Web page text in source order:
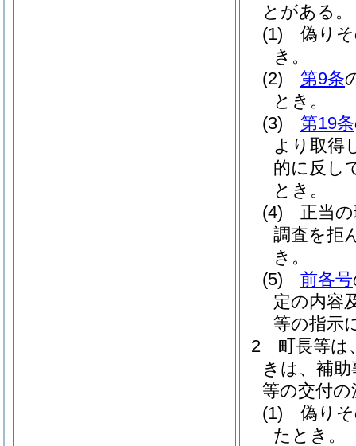
とがある。
(1)
偽り
き。
(2)
第9条
とき。
(3)
第19条
より取得
的に反し
とき。
(4)
正当
調査を拒
き。
(5)
前各号
定の内容
等の指示
2
町長等は
きは、補
等の交付
(1)
偽り
たとき。